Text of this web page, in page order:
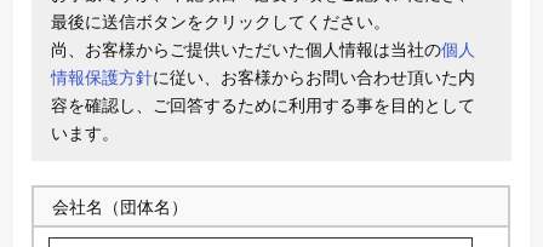
最後に送信ボタンをクリックしてください。
尚、お客様からご提供いただいた個人情報は当社の個人
情報保護方針に従い、お客様からお問い合わせ頂いた内
容を確認し、ご回答するために利用する事を目的として
います。
会社名（団体名）